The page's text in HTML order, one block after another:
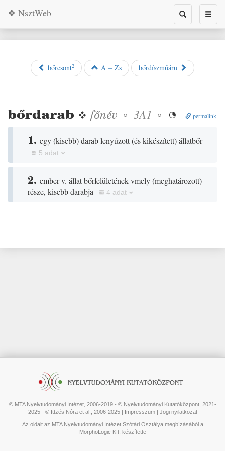
Toggle
search
❖ NsztWeb
bőrcsont2 A – Zs bőrdíszműáru
bőrdarab ❖ főnév ◦ 3A1 ◦  permalink
1. egy(kisebb)darab lenyúzott(és kikészített)állatbőr
5 adat
2. ember v. állat bőrfelületének vmely(meghatározott)
része, kisebb darabja
4 adat
© MTA Nyelvtudományi Intézet, 2006-2019 - © Nyelvtudományi Kutatóközpont, 2021-
2025 - © Ittzés Nóra et al., 2006-2025 | Impresszum| Jogi nyilatkozat
Az oldalt az MTA Nyelvtudományi Intézet Szótári Osztálya megbízásából a
MorphoLogic Kft. készítette